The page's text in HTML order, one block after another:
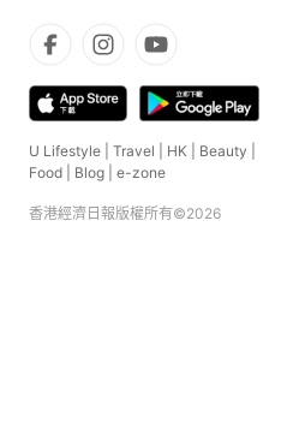
U Lifestyle Travel HK Beauty
Food
Blog e-zone
香港經濟日報版權所有©2026